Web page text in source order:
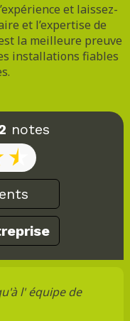
et laissez-
et l’expertise de
la meilleure preuve
installations fiables
notes
l' équipe de